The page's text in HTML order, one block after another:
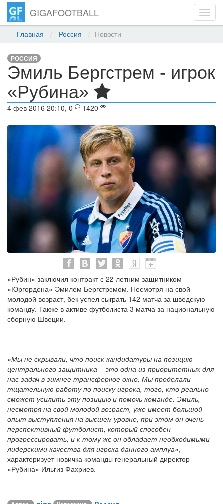
GIGAFOOTBALL
Главная Россия Новости
РОССИЯ
Эмиль Бергстрем - игрок
«Рубина»
4 фев 2016 20:10, 0 1420
«Рубин» заключил контракт с 22-летним защитником
«Юргордена» Эмилем Бергстремом. Несмотря на свой
молодой возраст, бек успел сыграть 142 матча за шведскую
команду. Также в активе футболиста 3 матча за национальную
сборную Швеции.
«Мы не скрывали, что поиск кандидатуры на позицию
центрального защитника – это одна из приоритетных для
нас задач в зимнее трансферное окно. Мы проделали
тщательную работу по поиску игрока, того, кто реально
сможет усилить эту позицию и помочь команде. Эмиль,
несмотря на свой молодой возраст, уже имеет большой
опыт выступления на высшем уровне, при этом он очень
перспективный футболист, который способен
прогрессировать, и к тому же он обладает необходимыми
лидерскими качества для игрока данного амплуа», —
характеризует новичка команды генеральный директор
«Рубина» Ильгиз Фахриев.